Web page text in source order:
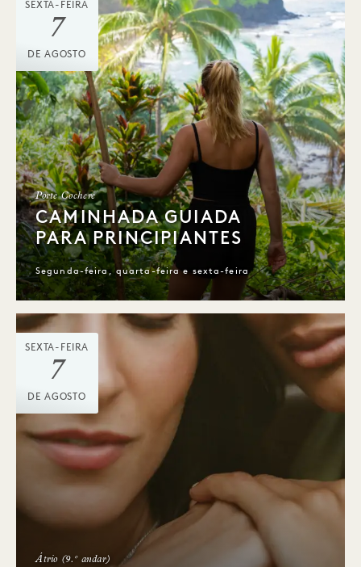
SEXTA-FEIRA
7
DE AGOSTO
Porte Cochere
CAMINHADA GUIADA
PARA PRINCIPIANTES
Segunda-feira, quarta-feira e sexta-feira
SEXTA-FEIRA
7
DE AGOSTO
Átrio (9.º andar)